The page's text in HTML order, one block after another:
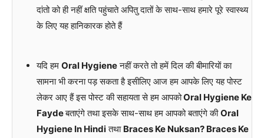
दांतो को ही नहीं क्षति पहुंचाते अपितु दातों के साथ-साथ हमारे पूरे स्वास्थ्य
के लिए यह हानिकारक होते हैं
यदि हम Oral Hygieneनहीं करते तो हमें दिल की बीमारियों का
सामना भी करना पड़ सकता है इसीलिए आज हम आपके लिए यह पोस्ट
लेकर आए हैं इस पोस्ट की सहायता से हम आपकोOral Hygiene Ke
Faydeबताएंगे तथा इसके साथ-साथ हम आपको बताएंगे कीOral
Hygiene In Hindiतथा Braces Ke Nuksan? Braces Ke